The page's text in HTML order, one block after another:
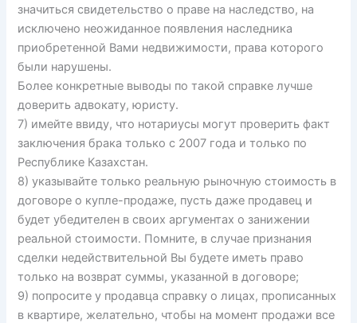
значиться свидетельство о праве на наследство, на
исключено неожиданное появления наследника
приобретенной Вами недвижимости, права которого
были нарушены.
Более конкретные выводы по такой справке лучше
доверить адвокату, юристу.
7) имейте ввиду, что нотариусы могут проверить факт
заключения брака только с 2007 года и только по
Республике Казахстан.
8) указывайте только реальную рыночную стоимость в
договоре о купле-продаже, пусть даже продавец и
будет убедителен в своих аргументах о занижении
реальной стоимости. Помните, в случае признания
сделки недействительной Вы будете иметь право
только на возврат суммы, указанной в договоре;
9) попросите у продавца справку о лицах, прописанных
в квартире, желательно, чтобы на момент продажи все